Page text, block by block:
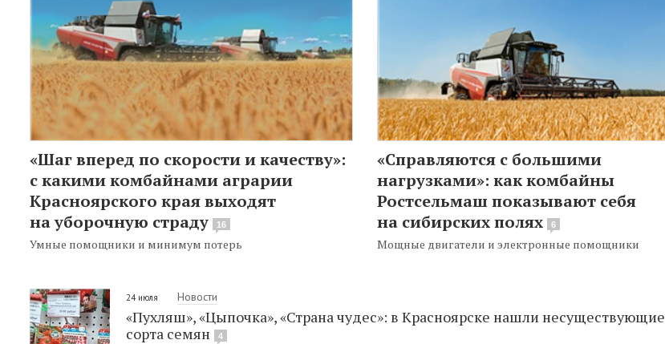
«Шаг вперед по скорости и качеству»:
с какими комбайнами аграрии
Красноярского края выходят
на уборочную страду
16
Умные помощники и минимум потерь
«Справляются с большими
нагрузками»: как комбайны
Ростсельмаш показывают себя
на сибирских полях
6
Мощные двигатели и электронные помощники
24 июля Новости
«Пухляш», «Цыпочка», «Страна чудес»: в Красноярске нашли несуществующие
сорта семян
4